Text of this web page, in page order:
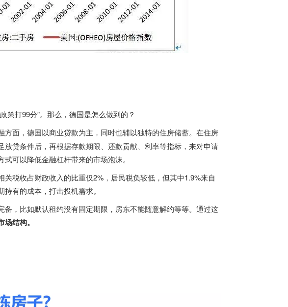
策打99分”。那么，德国是怎么做到的？
方面，德国以商业贷款为主，同时也辅以独特的住房储蓄。在住房
贷条件后，再根据存款期限、还款贡献、利率等指标，来对申请
可以降低金融杠杆带来的市场泡沫。
税收占财政收入的比重仅2%，居民税负较低，但其中1.9%来自
有的成本，打击投机需求。
，比如默认租约没有固定期限，房东不能随意解约等等。通过这
结构。